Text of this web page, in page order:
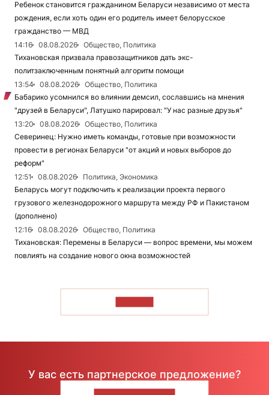
Ребенок становится гражданином Беларуси независимо от места
рождения, если хоть один его родитель имеет белорусское
гражданство — МВД
14:16
08.08.2026
Общество, Политика
Тихановская призвала правозащитников дать экс-
политзаключенным понятный алгоритм помощи
13:54
08.08.2026
Общество, Политика
Бабарико усомнился во влиянии демсил, сославшись на мнения
"друзей в Беларуси", Латушко парировал: "У нас разные друзья"
13:20
08.08.2026
Общество, Политика
Северинец: Нужно иметь команды, готовые при возможности
провести в регионах Беларуси "от акций и новых выборов до
реформ"
12:51
08.08.2026
Политика, Экономика
Беларусь могут подключить к реализации проекта первого
грузового железнодорожного маршрута между РФ и Пакистаном
(дополнено)
12:16
08.08.2026
Общество, Политика
Тихановская: Перемены в Беларуси — вопрос времени, мы можем
повлиять на создание нового окна возможностей
У вас есть партнерское предложение?